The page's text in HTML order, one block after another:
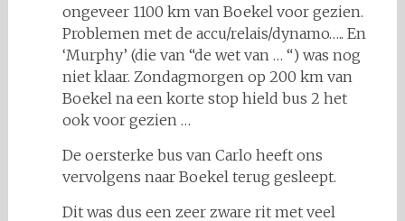
ongeveer 1100 km van Boekel voor gezien.
Problemen met de accu/relais/dynamo….. En
‘Murphy’ (die van “de wet van … “) was nog
niet klaar. Zondagmorgen op 200 km van
Boekel na een korte stop hield bus 2 het
ook voor gezien …
De oersterke bus van Carlo heeft ons
vervolgens naar Boekel terug gesleept.
Dit was dus een zeer zware rit met veel